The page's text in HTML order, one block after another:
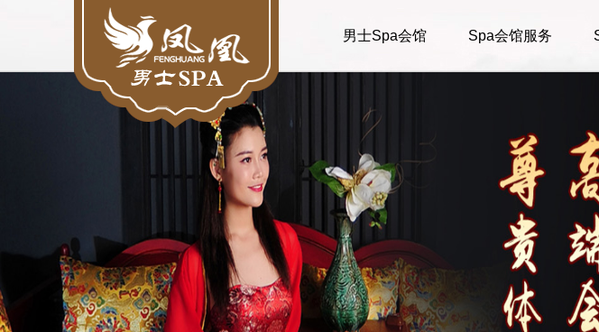
男士Spa会馆 Spa会馆服务